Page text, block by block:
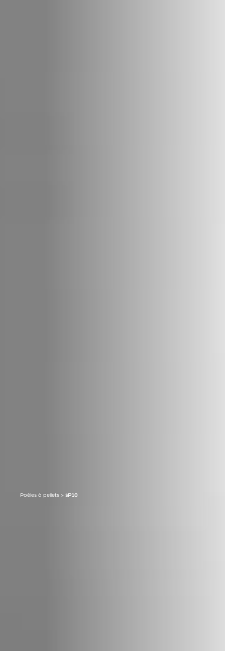
Poêles à pellets > sP10